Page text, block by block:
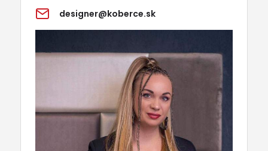
designer@koberce.sk